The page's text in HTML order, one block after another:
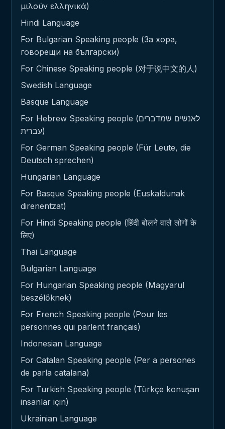
μιλούν ελληνικά)
Hindi Language
For Bulgarian Speaking people (За хора,
говорещи на български)
For Chinese Speaking people (对于说中文的人)
Swedish Language
Basque Language
For Hebrew Speaking people (לאנשים שמדברים
עברית)
For German Speaking people (Für Leute, die
Deutsch sprechen)
Hungarian Language
For Basque Speaking people (Euskaldunak
direnentzat)
For Hindi Speaking people (हिंदी बोलने वाले लोगों के
लिए)
Thai Language
Bulgarian Language
For Hungarian Speaking people (Magyarul
beszélőknek)
For French Speaking people (Pour les
personnes qui parlent français)
Indonesian Language
For Catalan Speaking people (Per a persones
de parla catalana)
For Turkish Speaking people (Türkçe konuşan
insanlar için)
Ukrainian Language